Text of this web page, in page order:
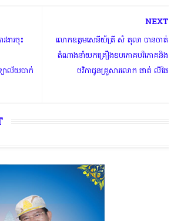
NEXT
លោកឧត្តមសេនីយ៍ត្រី សំ តុលា បានចាត់
តំណាងនាំយកគ្រឿងឧបភោគបរិភោគនិង
ថវិកាជូនគ្រួសារលោក ផាត់ លីផៃ
ារចុះ
យាល័យបាក់